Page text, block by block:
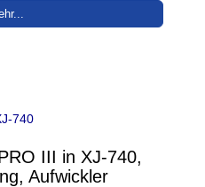
III in XJ-740,
Aufwickler